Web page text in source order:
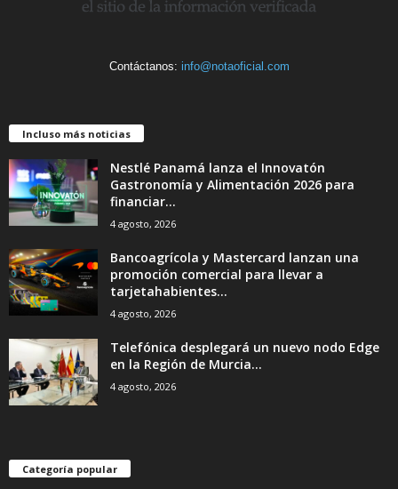
Contáctanos: info@notaoficial.com
Incluso más noticias
Nestlé Panamá lanza el Innovatón
Gastronomía y Alimentación 2026 para
financiar...
4 agosto, 2026
Bancoagrícola y Mastercard lanzan una
promoción comercial para llevar a
tarjetahabientes...
4 agosto, 2026
Telefónica desplegará un nuevo nodo Edge
en la Región de Murcia...
4 agosto, 2026
Categoría popular